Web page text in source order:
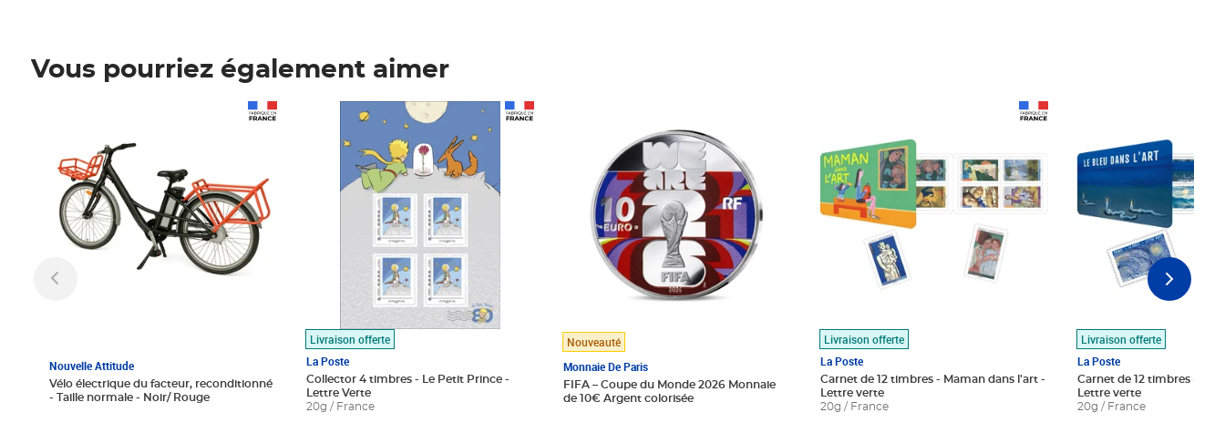
Vous pourriez également aimer
Nouvelle Attitude
Vélo électrique du facteur, reconditionné
- Taille normale - Noir/ Rouge
Livraison offerte
La Poste
Collector 4 timbres - Le Petit Prince -
Lettre Verte
20g / France
Prix 7,50€
Nouveauté
Monnaie De Paris
FIFA – Coupe du Monde 2026 Monnaie
de 10€ Argent colorisée
Livraison offerte
La Poste
Carnet de 12 timbres - Maman dans l'art -
Lettre verte
20g / France
Livraison offerte
La Poste
Carnet de 12 timbres - Le
Lettre verte
20g / France